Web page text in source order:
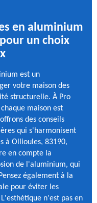
en aluminium
un choix
est un
votre maison des
structurelle. À Pro
maison est
des conseils
qui s'harmonisent
à Ollioules, 83190,
en compte la
de l'aluminium, qui
également à la
pour éviter les
n'est pas en